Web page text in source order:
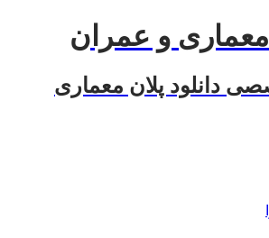
معماری و عمران
دانلود پلان معماری